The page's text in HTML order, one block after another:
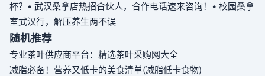
杯？ • 武汉桑拿店热招合伙人，合作电话速来咨询！
• 校园桑拿
室武汉行，解压养生两不误
随机推荐
专业茶叶供应商平台：精选茶叶采购网大全
减脂必备！营养又低卡的美食清单(减脂低卡食物)